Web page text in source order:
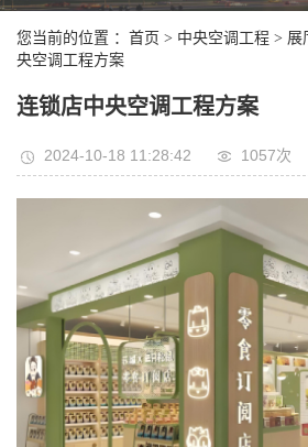
您当前的位置 ： 首页 > 中央空调工程 > 展
央空调工程方案
连锁店中央空调工程方案
2024-10-18 11:28:42 1057次